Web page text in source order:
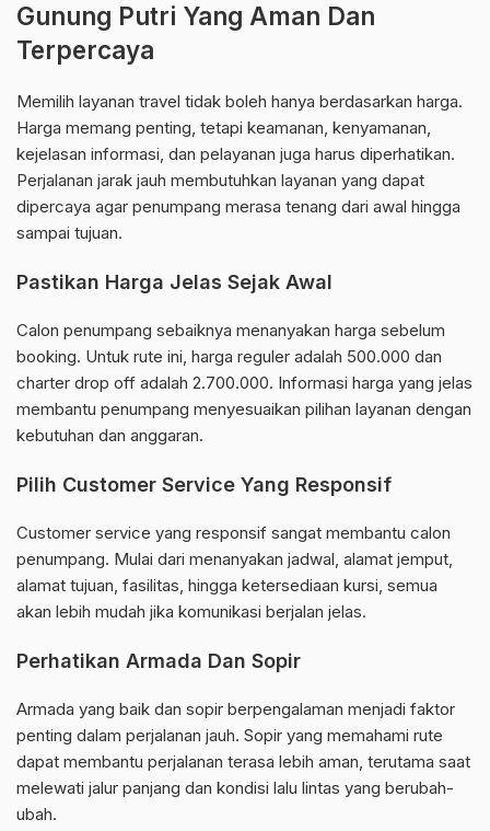
Gunung Putri Yang Aman Dan
Terpercaya
Memilih layanan travel tidak boleh hanya berdasarkan harga.
Harga memang penting, tetapi keamanan, kenyamanan,
kejelasan informasi, dan pelayanan juga harus diperhatikan.
Perjalanan jarak jauh membutuhkan layanan yang dapat
dipercaya agar penumpang merasa tenang dari awal hingga
sampai tujuan.
Pastikan Harga Jelas Sejak Awal
Calon penumpang sebaiknya menanyakan harga sebelum
booking. Untuk rute ini, harga reguler adalah 500.000 dan
charter drop off adalah 2.700.000. Informasi harga yang jelas
membantu penumpang menyesuaikan pilihan layanan dengan
kebutuhan dan anggaran.
Pilih Customer Service Yang Responsif
Customer service yang responsif sangat membantu calon
penumpang. Mulai dari menanyakan jadwal, alamat jemput,
alamat tujuan, fasilitas, hingga ketersediaan kursi, semua
akan lebih mudah jika komunikasi berjalan jelas.
Perhatikan Armada Dan Sopir
Armada yang baik dan sopir berpengalaman menjadi faktor
penting dalam perjalanan jauh. Sopir yang memahami rute
dapat membantu perjalanan terasa lebih aman, terutama saat
melewati jalur panjang dan kondisi lalu lintas yang berubah-
ubah.